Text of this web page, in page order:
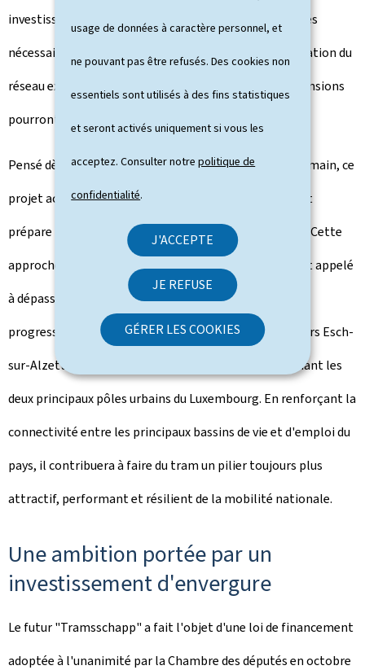
usage de données à caractère personnel, et
ne pouvant pas être refusés. Des cookies non
essentiels sont utilisés à des fins statistiques
et seront activés uniquement si vous les
acceptez. Consulter notrepolitique de
confidentialité.
J'ACCEPTE
JE REFUSE
GÉRER LES COOKIES
investissement majeur soutenu par l'État, les capacités
nécessaires à l'accueil des nouvelles rames, à l'exploitation du
réseau existant et à la mise en service des futures extensions
pourront être garanties dans la durée.
Pensé dès aujourd'hui pour répondre aux besoins de demain, ce
projet accompagne la croissance continue du réseau et
prépare les prochaines étapes de son développement. Cette
approche est d'autant plus importante que le tram est appelé
à dépasser le cadre de la capitale pour desservir
progressivement la région sud. Le futur tram rapide vers Esch-
sur-Alzette jouera notamment un rôle central en reliant les
deux principaux pôles urbains du Luxembourg. En renforçant la
connectivité entre les principaux bassins de vie et d'emploi du
pays, il contribuera à faire du tram un pilier toujours plus
attractif, performant et résilient de la mobilité nationale.
Une ambition portée par un
investissement d'envergure
Le futur "Tramsschapp" a fait l'objet d'une loi de financement
adoptée à l'unanimité par la Chambre des députés en octobre